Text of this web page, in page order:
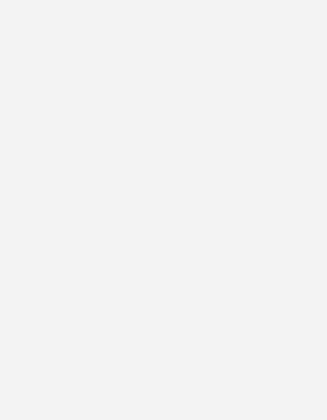
an Land gewinnt stark an Fahrt,
neuer Parks belegen. Doch schon
Bremse.
(MW) Erzeugungskapazität genehmigten die
bis zum 6. April bundesweit so viel Zubau
wie in einem ersten Quartal seit 2016 nicht
Windenergie (BWE) nach Ostern
Schub für den Windkraftausbau in einer
– der offiziellen
deutschen Erneuerbare-Energien-Ausbau.
von der Berliner Fachagentur Windenergie an
es demnach grünes Licht für 800 MW.
von ERNEUERBARE ENERGIEN zudem
abgesehen vom Dezember 2016 als